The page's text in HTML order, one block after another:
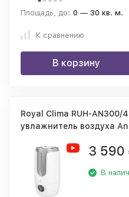
Площадь, до: 0 — 30 кв. м.
К сравнению
В корзину
Royal Clima RUH-AN300/
увлажнитель воздуха
3 590
В